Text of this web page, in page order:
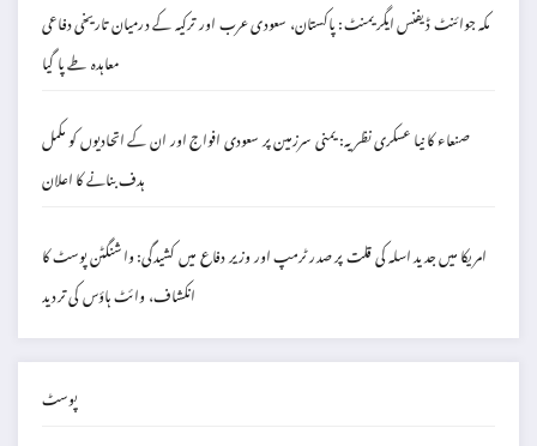
مکہ جوائنٹ ڈیفنس ایگریمنٹ: پاکستان، سعودی عرب اور ترکیہ کے درمیان تاریخی دفاعی
معاہدہ طے پا گیا
صنعاء کا نیا عسکری نظریہ: یمنی سرزمین پر سعودی افواج اور ان کے اتحادیوں کو مکمل
ہدف بنانے کا اعلان
امریکا میں جدید اسلہ کی قلت پر صدر ٹرمپ اور وزیر دفاع میں کشیدگی: واشنگٹن پوسٹ کا
انکشاف، وائٹ ہاؤس کی تردید
پوسٹ